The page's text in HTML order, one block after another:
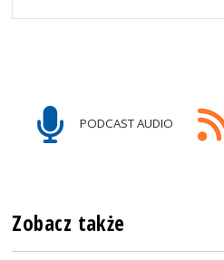
PODCAST AUDIO
Zobacz także